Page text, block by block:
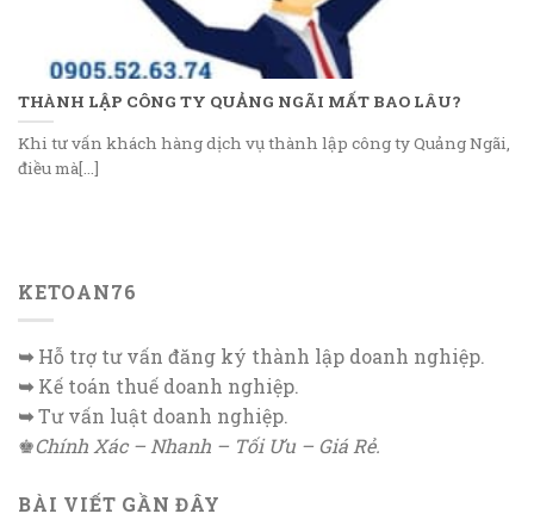
THÀNH LẬP CÔNG TY QUẢNG NGÃI MẤT BAO LÂU?
Khi tư vấn khách hàng dịch vụ thành lập công ty Quảng Ngãi,
điều mà[...]
KETOAN76
➥Hỗ trợ tư vấn đăng ký thành lập doanh nghiệp.
➥Kế toán thuế doanh nghiệp.
➥Tư vấn luật doanh nghiệp.
♚Chính Xác – Nhanh – Tối Ưu – Giá Rẻ.
BÀI VIẾT GẦN ĐÂY